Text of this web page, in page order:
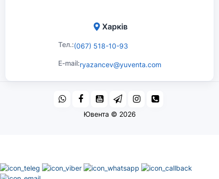
Харків
Тел.:(067) 518-10-93
E-mail:ryazancev@yuventa.com
Ювента © 2026